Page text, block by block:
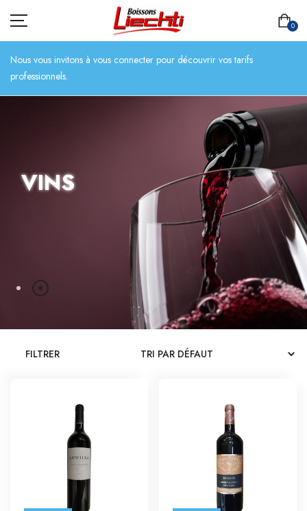
0
BIÈRES
BOISSONS SANS ALCOOL
CATALOGUES
CONTACT
SE CONNECTER
Nous vous invitons à vous connecter pour découvrir vos tarifs
professionnels.
VINS
FILTRER